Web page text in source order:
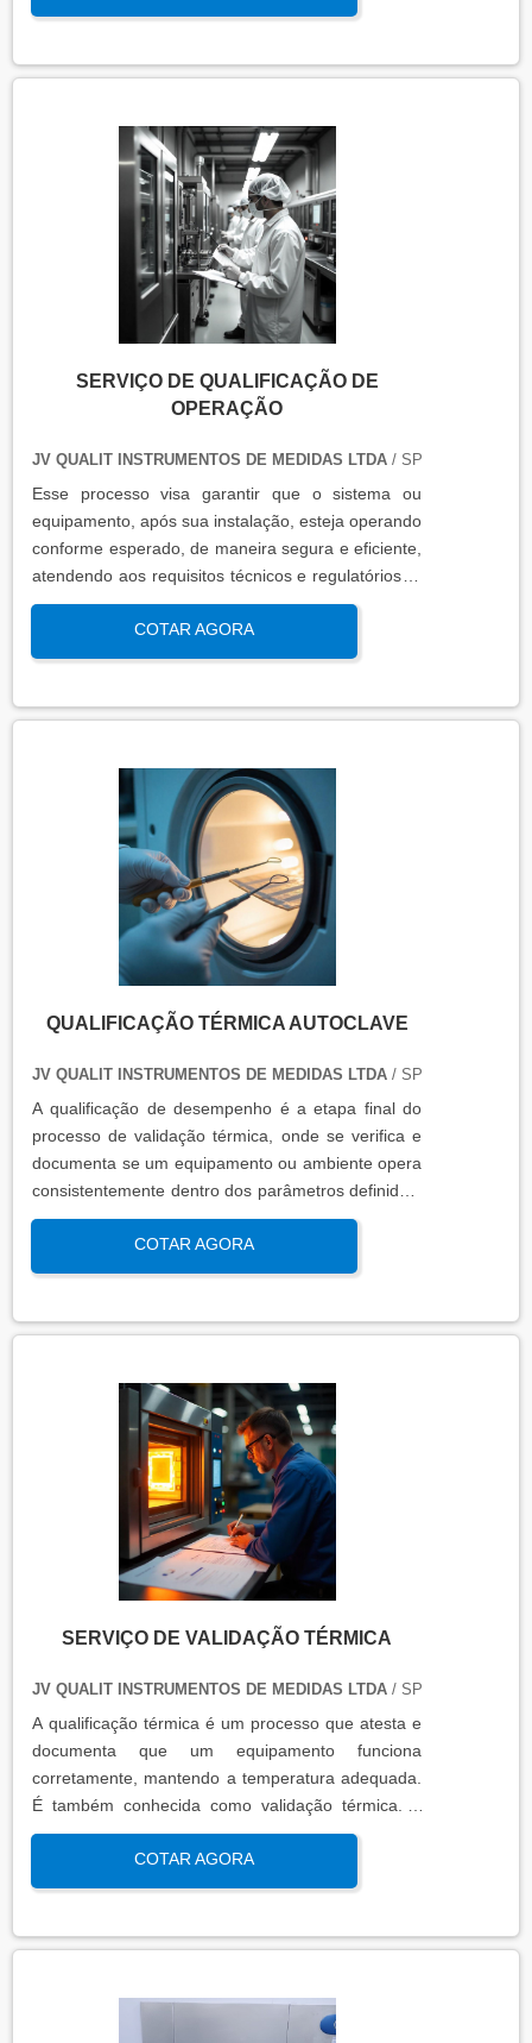
para seus clientes.
SERVIÇO DE QUALIFICAÇÃO DE
OPERAÇÃO
JV QUALIT INSTRUMENTOS DE MEDIDAS LTDA/ SP
Esse processo visa garantir que o sistema ou
equipamento, após sua instalação, esteja operando
conforme esperado, de maneira segura e eficiente,
atendendo aos requisitos técnicos e regulatórios. A
qualificação de operação é focada em verificar se o
sistema ou equipamento funciona dentro dos
parâmetros esperados em condições reais de
qualidade, produtividade e segurança no ambiente
COTAR AGORA
QUALIFICAÇÃO TÉRMICA AUTOCLAVE
JV QUALIT INSTRUMENTOS DE MEDIDAS LTDA/ SP
A qualificação de desempenho é a etapa final do
processo de validação térmica, onde se verifica e
documenta se um equipamento ou ambiente opera
consistentemente dentro dos parâmetros definidos,
sob condições reais de uso. Esta qualificação
assegura que os processos atendem aos requisitos
regulatórios e de qualidade, garantindo segurança
COTAR AGORA
SERVIÇO DE VALIDAÇÃO TÉRMICA
JV QUALIT INSTRUMENTOS DE MEDIDAS LTDA/ SP
A qualificação térmica é um processo que atesta e
documenta que um equipamento funciona
corretamente, mantendo a temperatura adequada.
É também conhecida como validação térmica. A
qualificação térmica é importante para garantir a
qualidade e eficiência de equipamentos que
precisam de controle de temperatura. É aplicada a
produtos, como autoclaves, estufas, câmaras frias,
qualificação térmica é apresentado em um relatório
técnico que contém informações como gráficos,
COTAR AGORA